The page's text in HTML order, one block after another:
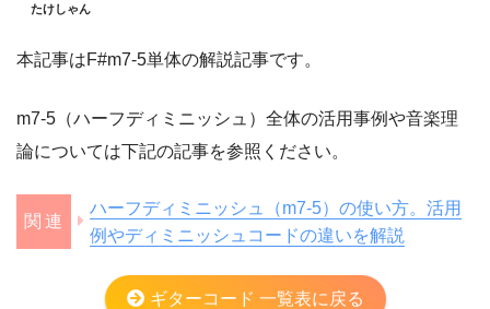
たけしゃん
本記事はF#m7-5単体の解説記事です。
m7-5（ハーフディミニッシュ）全体の活用事例や音楽理
論については下記の記事を参照ください。
ハーフディミニッシュ（m7-5）の使い方。活用
例やディミニッシュコードの違いを解説
ギターコード 一覧表に戻る